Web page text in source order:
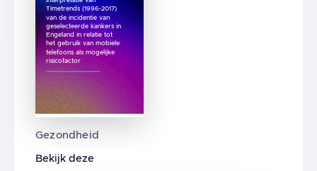
Timetrends (1996-2017)
van de incidentie van
geselecteerde kankers in
Engeland in relatie tot
het gebruik van mobiele
telefoons als mogelijke
risicofactor
Gezondheid
Bekijk deze